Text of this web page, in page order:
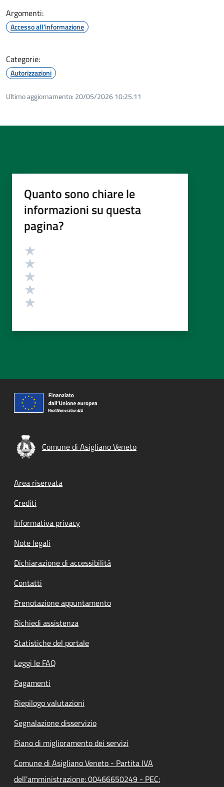
Argomenti:
Accesso all'informazione
Categorie:
Autorizzazioni
Ultimo aggiornamento: 20/05/2026 10:25.11
Quanto sono chiare le
informazioni su questa
pagina?
Valutazione
Comune di Asigliano Veneto
Footer menu
Area riservata
Crediti
Informativa privacy
Note legali
Dichiarazione di accessibilità
Contatti
Prenotazione appuntamento
Richiedi assistenza
Statistiche del portale
Leggi le FAQ
Pagamenti
Riepilogo valutazioni
Segnalazione disservizio
Piano di miglioramento dei servizi
Comune di Asigliano Veneto - Partita IVA
dell'amministrazione: 00466650249 - PEC: